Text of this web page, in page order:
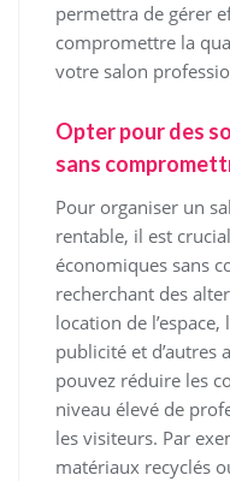
permettra de gérer
compromettre la
votre salon
Opter pour des
sans
Pour organiser un
rentable, il est
économiques sans
recherchant des
location de
publicité et d’autres
pouvez réduire les
niveau élevé de
les visiteurs. Par
matériaux recyclés